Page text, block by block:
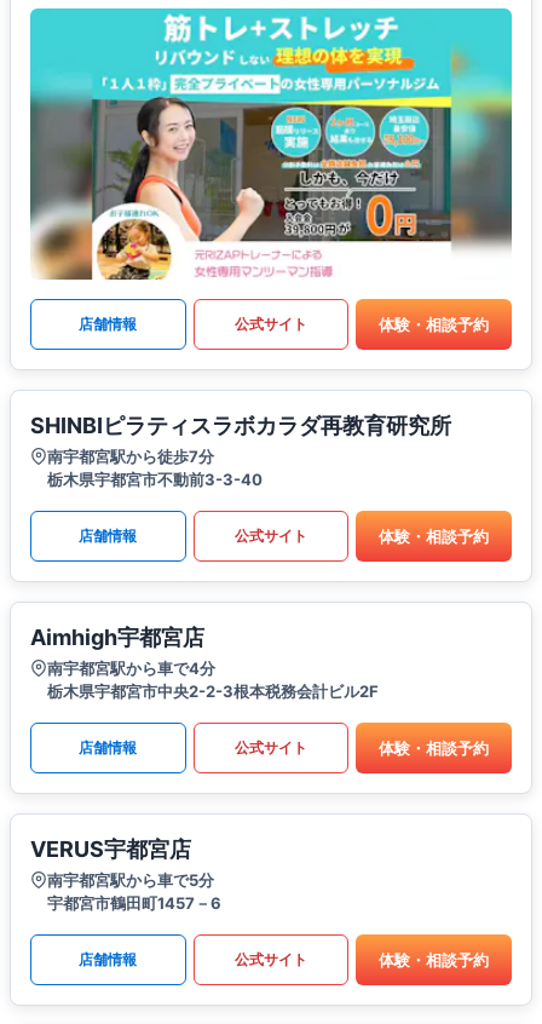
店舗情報 公式サイト 体験・相談予約
SHINBIピラティスラボカラダ再教育研究所
南宇都宮駅から徒歩7分
栃木県宇都宮市不動前3-3-40
店舗情報 公式サイト 体験・相談予約
Aimhigh宇都宮店
南宇都宮駅から車で4分
栃木県宇都宮市中央2-2-3根本税務会計ビル2F
店舗情報 公式サイト 体験・相談予約
VERUS宇都宮店
南宇都宮駅から車で5分
宇都宮市鶴田町1457－6
店舗情報 公式サイト 体験・相談予約